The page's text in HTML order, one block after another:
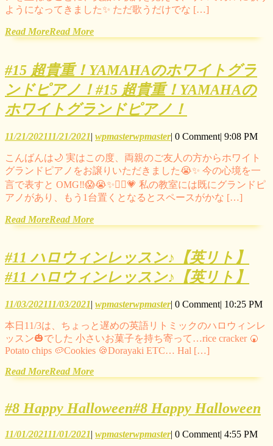
ようになってきました✨ ただ歌うだけでな […]
Read MoreRead More
#15 超貴重！YAMAHAのホワイトグラ
ンドピアノ！#15 超貴重！YAMAHAの
ホワイトグランドピアノ！
11/21/202111/21/2021| wpmasterwpmaster| 0 Comment| 9:08 PM
こんばんは🌙 実はこの度、両親のご友人の方からホワイト
グランドピアノをお譲りいただきました😭✨ 今の心境を一
言で表すと OMG‼️😱😭✨🙇‍♀️💗 私の教室には既にグランドピ
アノがあり、もう1台置くとなるとスペースがかな […]
Read MoreRead More
#11 ハロウィンレッスン♪【英リト】
#11 ハロウィンレッスン♪【英リト】
11/03/202111/03/2021| wpmasterwpmaster| 0 Comment| 10:25 PM
本日11/3は、ちょっと遅めの英語リトミックのハロウィンレ
ッスン🎃でした 小さいお菓子を持ち寄って…rice cracker 🍘
Potato chips 🥔Cookies 🍪Dorayaki ETC… Hal […]
Read MoreRead More
#8 Happy Halloween#8 Happy Halloween
11/01/202111/01/2021| wpmasterwpmaster| 0 Comment| 4:55 PM